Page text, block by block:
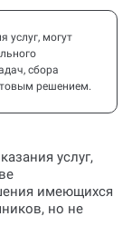
услуг, могут
сбора
решением.
услуг,
имеющихся
но не